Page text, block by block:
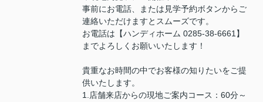
事前にお電話、または見学予約ボタンからご
連絡いただけますとスムーズです。
お電話は【ハンディホーム 0285-38-6661】
までよろしくお願いいたします！
貴重なお時間の中でお客様の知りたいをご提
供いたします。
1.店舗来店からの現地ご案内コース：60分～